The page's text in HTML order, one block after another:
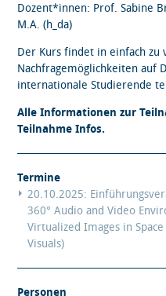
Dozent*innen: Prof. Sabine
M.A. (h_da)
Der Kurs findet in einfach zu
Nachfragemöglichkeiten auf
internationale Studierende
Alle Informationen zur
Teilnahme Infos.
Termine
20.10.2025:
360° Audio and Video
Virtualized Images in
Visuals)
Personen